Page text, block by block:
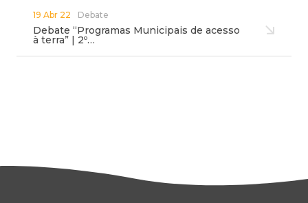
19 Abr 22 Debate
Debate “Programas Municipais de acesso
à terra” | 2º…